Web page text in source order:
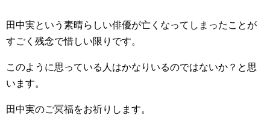
田中実という素晴らしい俳優が亡くなってしまったことが
すごく残念で惜しい限りです。
このように思っている人はかなりいるのではないか？と思
います。
田中実のご冥福をお祈りします。